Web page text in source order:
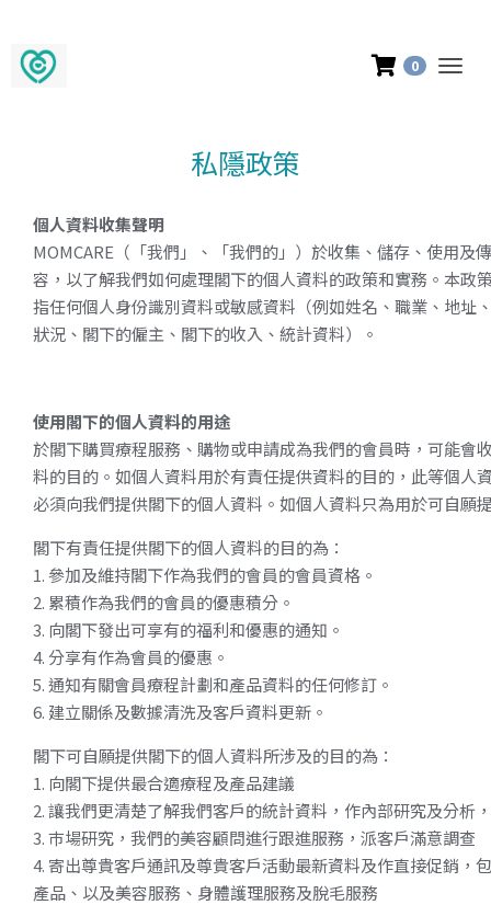
0
私隱政策
個人資料收集聲明
MOMCARE （「我們」、「我們的」）於收集、儲存、使用
容，以了解我們如何處理閣下的個人資料的政策和實務。本
指任何個人身份識別資料或敏感資料（例如姓名、職業、地
狀況、閣下的僱主、閣下的收入、統計資料）。
使用閣下的個人資料的用途
於閣下購買療程服務、購物或申請成為我們的會員時，可能
料的目的。如個人資料用於有責任提供資料的目的，此等個
必須向我們提供閣下的個人資料。如個人資料只為用於可自
閣下有責任提供閣下的個人資料的目的為：
1. 參加及維持閣下作為我們的會員的會員資格。
2. 累積作為我們的會員的優惠積分。
3. 向閣下發出可享有的福利和優惠的通知。
4. 分享有作為會員的優惠。
5. 通知有關會員療程計劃和產品資料的任何修訂。
6. 建立關係及數據清洗及客戶資料更新。
閣下可自願提供閣下的個人資料所涉及的目的為：
1. 向閣下提供最合適療程及產品建議
2. 讓我們更清楚了解我們客戶的統計資料，作內部研究及分
3. 巿場研究，我們的美容顧問進行跟進服務，派客戶滿意調查
4. 寄出尊貴客戶通訊及尊貴客戶活動最新資料及作直接促銷
產品、以及美容服務、身體護理服務及脫毛服務